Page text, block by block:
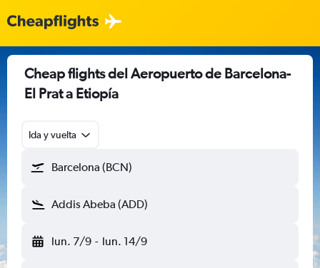
Cheap flights del Aeropuerto de Barcelona-
El Prat a Etiopía
Ida y vuelta
Barcelona (BCN)
Addis Abeba (ADD)
lun. 7/9 - lun. 14/9